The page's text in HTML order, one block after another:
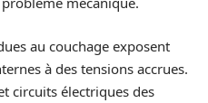
au couchage exposent
à des tensions accrues.
circuits électriques des